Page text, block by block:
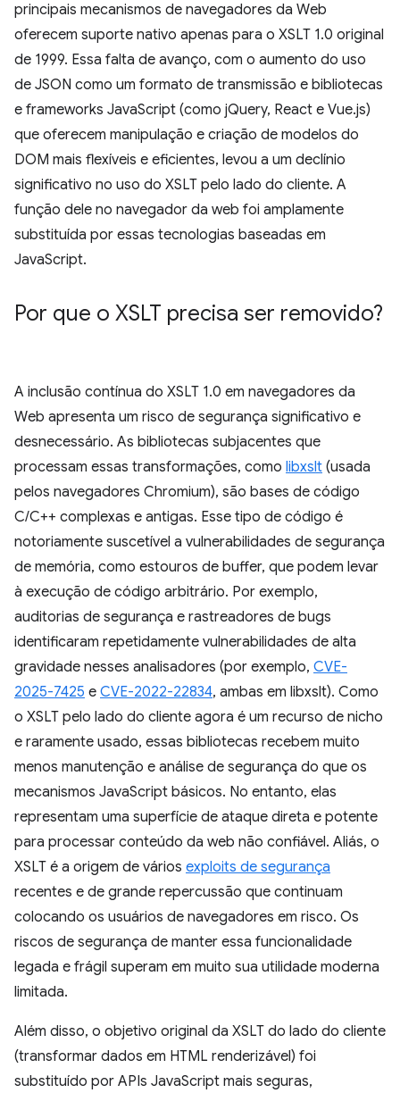
principais mecanismos de navegadores da Web
oferecem suporte nativo apenas para o XSLT 1.0 original
de 1999. Essa falta de avanço, com o aumento do uso
de JSON como um formato de transmissão e bibliotecas
e frameworks JavaScript (como jQuery, React e Vue.js)
que oferecem manipulação e criação de modelos do
DOM mais flexíveis e eficientes, levou a um declínio
significativo no uso do XSLT pelo lado do cliente. A
função dele no navegador da web foi amplamente
substituída por essas tecnologias baseadas em
JavaScript.
Por que o XSLT precisa ser removido?
A inclusão contínua do XSLT 1.0 em navegadores da
Web apresenta um risco de segurança significativo e
desnecessário. As bibliotecas subjacentes que
processam essas transformações, como libxslt (usada
pelos navegadores Chromium), são bases de código
C/C++ complexas e antigas. Esse tipo de código é
notoriamente suscetível a vulnerabilidades de segurança
de memória, como estouros de buffer, que podem levar
à execução de código arbitrário. Por exemplo,
auditorias de segurança e rastreadores de bugs
identificaram repetidamente vulnerabilidades de alta
gravidade nesses analisadores (por exemplo, CVE-
2025-7425 e CVE-2022-22834, ambas em libxslt). Como
o XSLT pelo lado do cliente agora é um recurso de nicho
e raramente usado, essas bibliotecas recebem muito
menos manutenção e análise de segurança do que os
mecanismos JavaScript básicos. No entanto, elas
representam uma superfície de ataque direta e potente
para processar conteúdo da web não confiável. Aliás, o
XSLT é a origem de vários exploits de segurança
recentes e de grande repercussão que continuam
colocando os usuários de navegadores em risco. Os
riscos de segurança de manter essa funcionalidade
legada e frágil superam em muito sua utilidade moderna
limitada.
Além disso, o objetivo original da XSLT do lado do cliente
(transformar dados em HTML renderizável) foi
substituído por APIs JavaScript mais seguras,